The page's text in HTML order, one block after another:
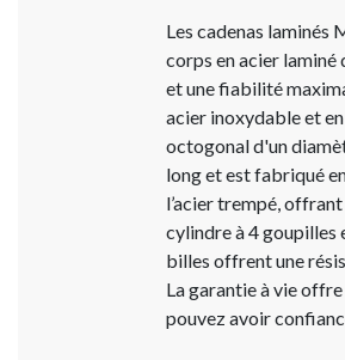
Les cadenas
corps en acier laminé
et une fiabilité
acier inoxydable et
octogonal d'un
long et est fabriqué
l’acier trempé,
cylindre à 4 goupilles
billes offrent une
La garantie à vie
pouvez avoir